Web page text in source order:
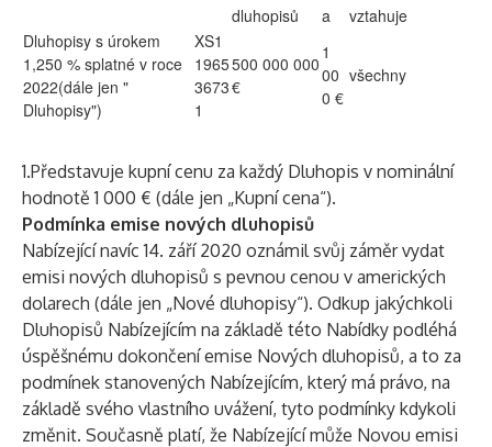
dluhopisů
a
vztahuje
Dluhopisy s úrokem
1,250 % splatné v roce
2022(dále jen "
Dluhopisy")
XS1
1965
3673
1
500 000 000
€
1
00
0 €
všechny
1.Představuje kupní cenu za každý Dluhopis v nominální
hodnotě 1 000 € (dále jen „Kupní cena“).
Podmínka emise nových dluhopisů
Nabízející navíc 14. září 2020 oznámil svůj záměr vydat
emisi nových dluhopisů s pevnou cenou v amerických
dolarech (dále jen „Nové dluhopisy“). Odkup jakýchkoli
Dluhopisů Nabízejícím na základě této Nabídky podléhá
úspěšnému dokončení emise Nových dluhopisů, a to za
podmínek stanovených Nabízejícím, který má právo, na
základě svého vlastního uvážení, tyto podmínky kdykoli
změnit. Současně platí, že Nabízející může Novou emisi